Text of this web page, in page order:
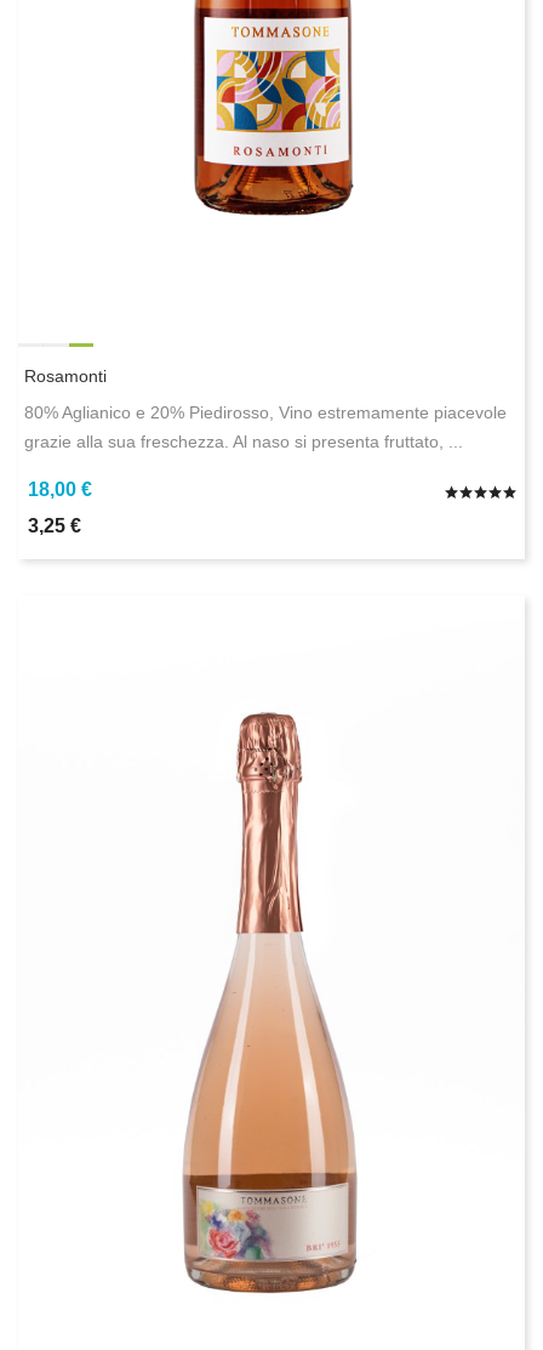
Rosamonti
80% Aglianico e 20% Piedirosso, Vino estremamente piacevole
grazie alla sua freschezza. Al naso si presenta fruttato, ...
18,00 €
3,25 €